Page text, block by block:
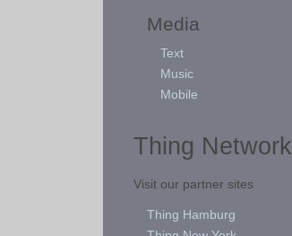
Media
Text
Music
Mobile
Thing Network
Visit our partner sites
Thing Hamburg